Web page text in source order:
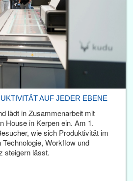
AUF JEDER EBENE
lädt in Zusammenarbeit mit
House in Kerpen ein. Am 1.
wie sich Produktivität im
Workflow und
steigern lässt.